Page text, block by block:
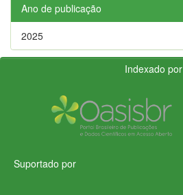
Ano de publicação
2025
Indexado por
Suportado por